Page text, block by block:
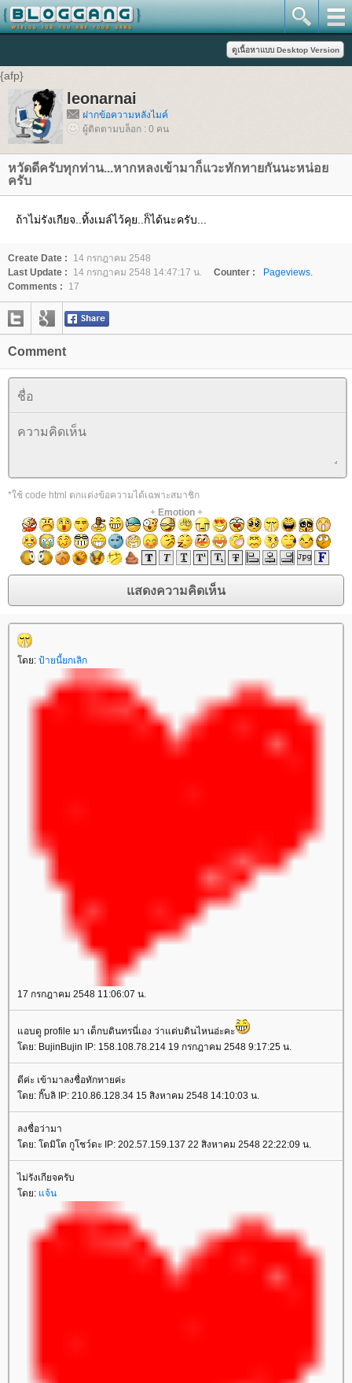
{afp}
leonarnai
ฝากข้อความหลังไมค์
ผู้ติดตามบล็อก : 0 คน
หวัดดีครับทุกท่าน...หากหลงเข้ามาก็แวะทักทายกันนะหน่อย
ครับ
ถ้าไม่รังเกียจ..ทิ้งเมล์ไว้คุย..ก็ได้นะครับ...
Create Date :
14 กรกฎาคม 2548
Last Update :
14 กรกฎาคม 2548 14:47:17 น. Counter :
Pageviews.
Comments :
17
Comment
*ใช้ code html ตกแต่งข้อความได้เฉพาะสมาชิก
+ Emotion+
โดย: ป้ายนี้ยกเลิก
17 กรกฎาคม 2548 11:06:07 น.
แอบดู profile มา เด็กบดินทรนี่เอง ว่าแต่บดินไหนอ่ะคะ
โดย: BujinBujin IP: 158.108.78.214 19 กรกฎาคม 2548 9:17:25 น.
ดีค่ะ เข้ามาลงชื่อทักทายค่ะ
โดย: กิ๊บลิ IP: 210.86.128.34 15 สิงหาคม 2548 14:10:03 น.
ลงชื่อว่ามา
โดย: โตมิโต กูโชว์ดะ IP: 202.57.159.137 22 สิงหาคม 2548 22:22:09 น.
ไม่รังเกียจครับ
โดย: แจ้น